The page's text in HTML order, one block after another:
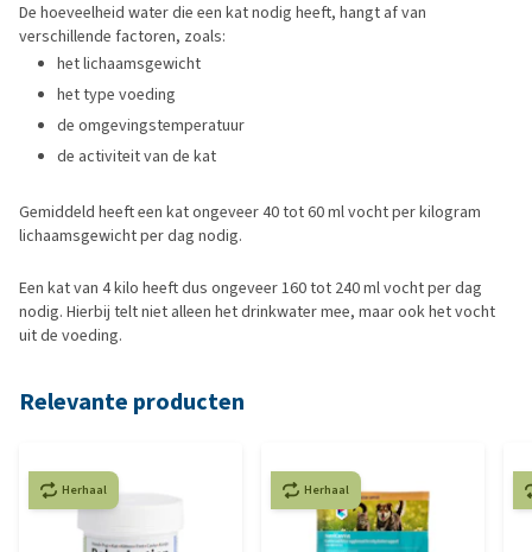
De hoeveelheid water die een kat nodig heeft, hangt af van
verschillende factoren, zoals:
het lichaamsgewicht
het type voeding
de omgevingstemperatuur
de activiteit van de kat
Gemiddeld heeft een kat ongeveer 40 tot 60 ml vocht per kilogram
lichaamsgewicht per dag nodig.
Een kat van 4 kilo heeft dus ongeveer 160 tot 240 ml vocht per dag
nodig. Hierbij telt niet alleen het drinkwater mee, maar ook het vocht
uit de voeding.
Relevante producten
Herhaal Herhaal